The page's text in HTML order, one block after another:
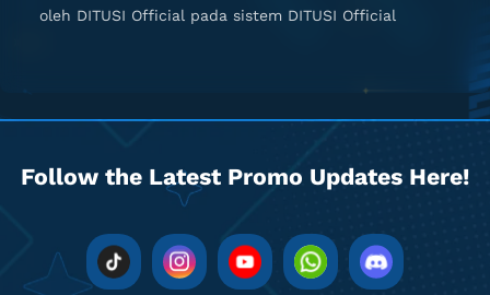
oleh DITUSI Official pada sistem DITUSI Official
Follow the Latest Promo Updates Here!